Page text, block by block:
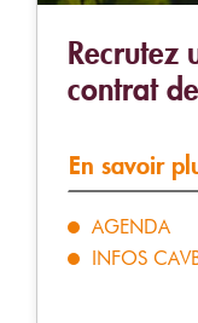
Recrutez
contrat
En savoir
AGENDA
INFOS